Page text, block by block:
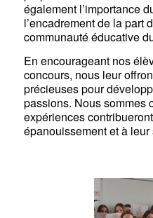
également l’importance
l’encadrement de la part
communauté éducative
En encourageant nos
concours, nous leur
précieuses pour
passions. Nous sommes
expériences
épanouissement et à leur